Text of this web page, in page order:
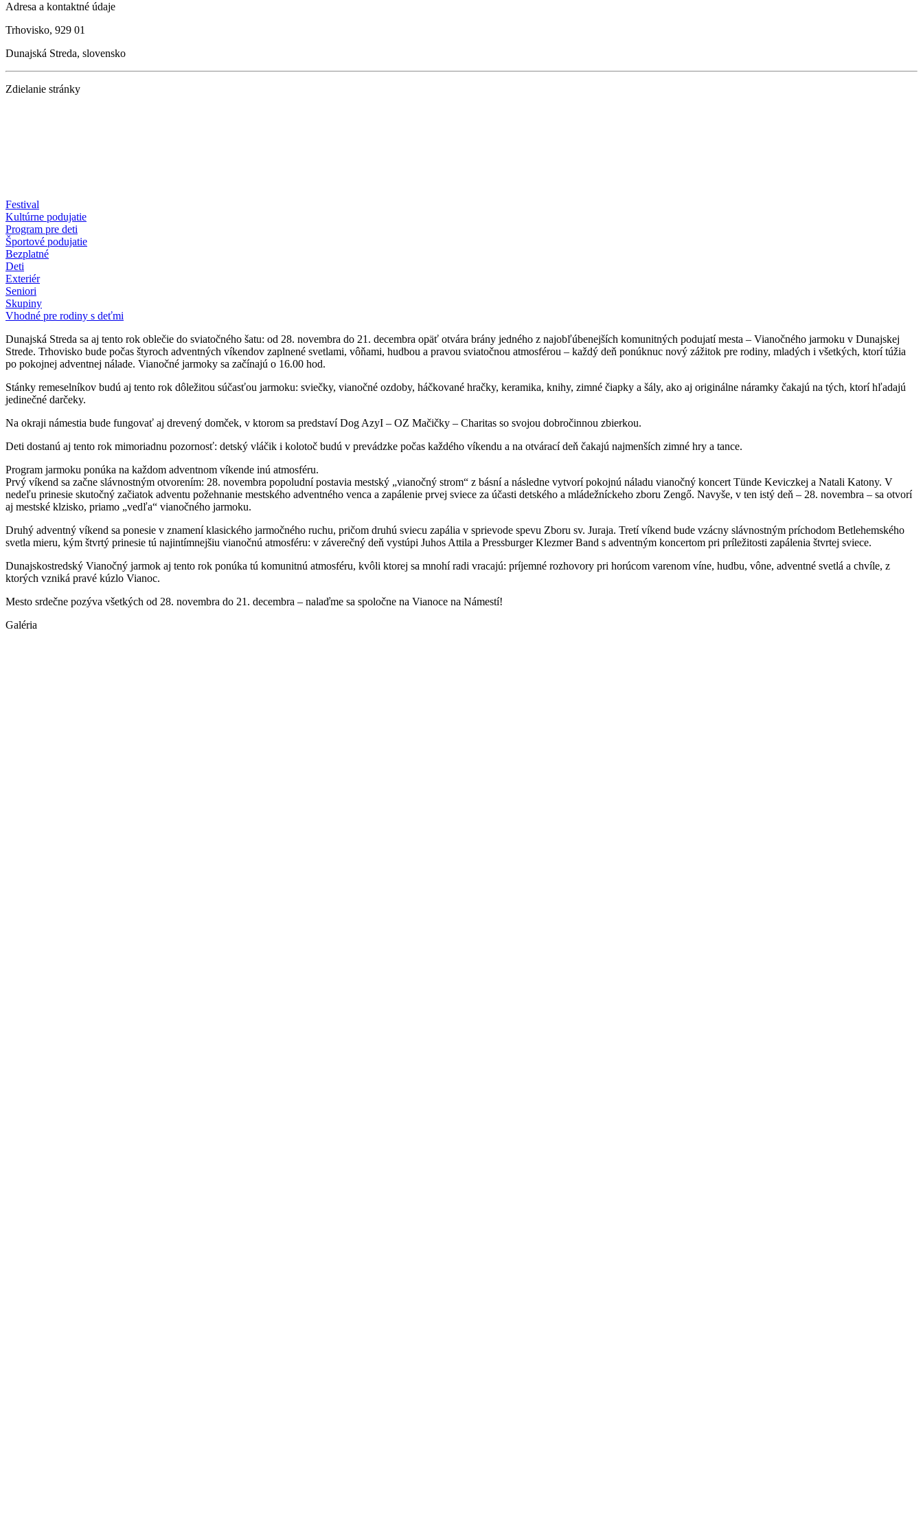
Adresa a kontaktné údaje
Trhovisko, 929 01
Dunajská Streda, slovensko
Zdielanie stránky
Festival
Kultúrne podujatie
Program pre deti
Športové podujatie
Bezplatné
Deti
Exteriér
Seniori
Skupiny
Vhodné pre rodiny s deťmi
Dunajská Streda sa aj tento rok oblečie do sviatočného šatu: od 28. novembra do 21. decembra opäť otvára brány jedného z najobľúbenejších komunitných podujatí mesta – Vianočného jarmoku v Dunajskej
Strede. Trhovisko bude počas štyroch adventných víkendov zaplnené svetlami, vôňami, hudbou a pravou sviatočnou atmosférou – každý deň ponúknuc nový zážitok pre rodiny, mladých i všetkých, ktorí túžia
po pokojnej adventnej nálade. Vianočné jarmoky sa začínajú o 16.00 hod.
Stánky remeselníkov budú aj tento rok dôležitou súčasťou jarmoku: sviečky, vianočné ozdoby, háčkované hračky, keramika, knihy, zimné čiapky a šály, ako aj originálne náramky čakajú na tých, ktorí hľadajú
jedinečné darčeky.
Na okraji námestia bude fungovať aj drevený domček, v ktorom sa predstaví Dog AzyI – OZ Mačičky – Charitas so svojou dobročinnou zbierkou.
Deti dostanú aj tento rok mimoriadnu pozornosť: detský vláčik i kolotoč budú v prevádzke počas každého víkendu a na otvárací deň čakajú najmenších zimné hry a tance.
Program jarmoku ponúka na každom adventnom víkende inú atmosféru.
Prvý víkend sa začne slávnostným otvorením: 28. novembra popoludní postavia mestský „vianočný strom“ z básní a následne vytvorí pokojnú náladu vianočný koncert Tünde Keviczkej a Natali Katony. V
nedeľu prinesie skutočný začiatok adventu požehnanie mestského adventného venca a zapálenie prvej sviece za účasti detského a mládežníckeho zboru Zengő. Navyše, v ten istý deň – 28. novembra – sa otvorí
aj mestské klzisko, priamo „vedľa“ vianočného jarmoku.
Druhý adventný víkend sa ponesie v znamení klasického jarmočného ruchu, pričom druhú sviecu zapália v sprievode spevu Zboru sv. Juraja. Tretí víkend bude vzácny slávnostným príchodom Betlehemského
svetla mieru, kým štvrtý prinesie tú najintímnejšiu vianočnú atmosféru: v záverečný deň vystúpi Juhos Attila a Pressburger Klezmer Band s adventným koncertom pri príležitosti zapálenia štvrtej sviece.
Dunajskostredský Vianočný jarmok aj tento rok ponúka tú komunitnú atmosféru, kvôli ktorej sa mnohí radi vracajú: príjemné rozhovory pri horúcom varenom víne, hudbu, vône, adventné svetlá a chvíle, z
ktorých vzniká pravé kúzlo Vianoc.
Mesto srdečne pozýva všetkých od 28. novembra do 21. decembra – nalaďme sa spoločne na Vianoce na Námestí!
Galéria